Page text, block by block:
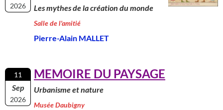
2026 Les mythes de la création du monde
Salle de l'amitié
Pierre-Alain MALLET
11
Sep
2026
MEMOIRE DU PAYSAGE
Urbanisme et nature
Musée Daubigny